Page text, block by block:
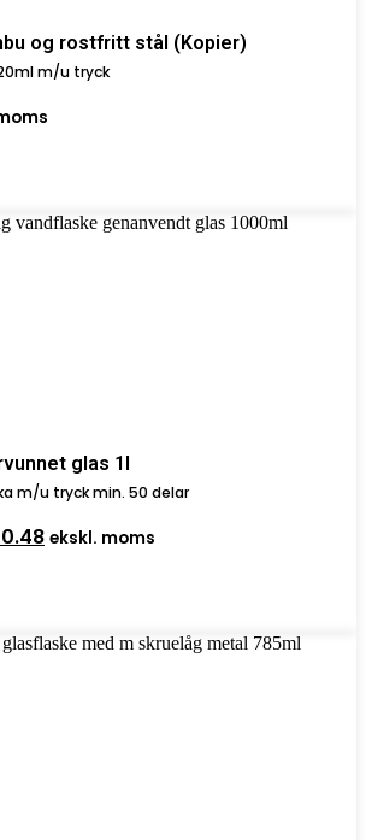
og rostfritt stål (Kopier)
m/u tryck
glas 1l
m/u tryck min. 50 delar
Det
nuvarande
ekskl. moms